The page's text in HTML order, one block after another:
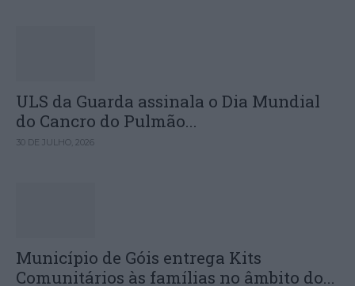
ULS da Guarda assinala o Dia Mundial
do Cancro do Pulmão...
30 DE JULHO, 2026
Município de Góis entrega Kits
Comunitários às famílias no âmbito do...